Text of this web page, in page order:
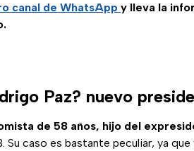
canal de WhatsApp y lleva la
Paz? nuevo
de 58 años, hijo del
Su caso es bastante peculiar, ya